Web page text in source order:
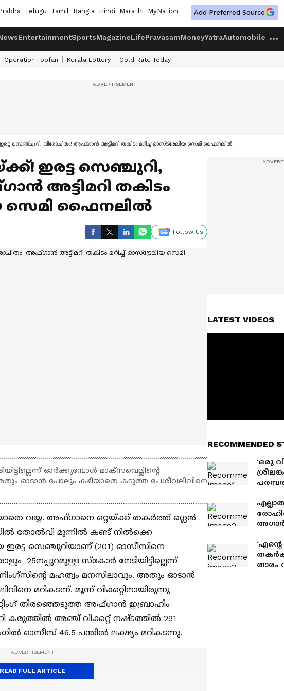
Telugu Tamil Bangla Hindi Marathi MyNation Add Preferred Source
EntertainmentSportsMagazineLifePravasamMoneyYatraAutomobile
Operation Toofan Kerala Lottery Gold Rate Today
സെഞ്ചുറി, വീരോചിതം! അഫ്ഗാന്‍ അട്ടിമറി തകിടം മറിച്ച് ഓസ്‌ട്രേലിയ സെമി ഫൈനലില്‍
ഇരട്ട സെഞ്ചുറി,
അട്ടിമറി തകിടം
സെമി ഫൈനലില്‍
Follow Us
ഓര്‍ക്കുമ്പോള്‍ മാക്‌സവെല്ലിന്റെ
അതും ഓടാന്‍ പോലും കഴിയാതെ കടുത്ത പേശീവലിവിനെ
വയ്യ. അഫ്ഗാനെ ഒറ്റയ്ക്ക് തകര്‍ത്ത് ഗ്ലെന്‍
തോല്‍വി മുന്നില്‍ കണ്ട് നില്‍ക്കെ
സെഞ്ചുറിയാണ് (201) ഓസീസിനെ
25നപ്പുറമുള്ള സ്‌കോര്‍ നേടിയിട്ടില്ലെന്ന്
മഹത്വം മനസിലാവും. അതും ഓടാന്‍
മറികടന്ന്. മൂന്ന് വിക്കറ്റിനായിരുന്നു
തിരഞ്ഞെടുത്ത അഫ്ഗാന്‍ ഇബ്രാഹിം
കരുത്തില്‍ അഞ്ച് വിക്കറ്റ് നഷ്ടത്തില്‍ 291
ഓസീസ് 46.5 പന്തില്‍ ലക്ഷ്യം മറികടന്നു.
READ FULL ARTICLE
LATEST VIDEOS
RECOMMENDED
'ഒരു
ഗംഭീർ
താരം